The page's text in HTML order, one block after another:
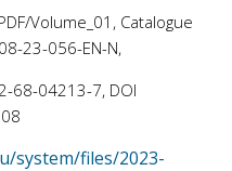
Volume_01, Catalogue
23-056-EN-N,
68-04213-7, DOI
system/files/2023-